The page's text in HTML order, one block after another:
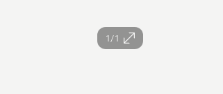
1/1